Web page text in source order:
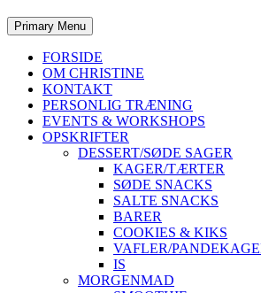
Primary Menu
FORSIDE
OM CHRISTINE
KONTAKT
PERSONLIG TRÆNING
EVENTS & WORKSHOPS
OPSKRIFTER
DESSERT/SØDE SAGER
KAGER/TÆRTER
SØDE SNACKS
SALTE SNACKS
BARER
COOKIES & KIKS
VAFLER/
IS
MORGENMAD